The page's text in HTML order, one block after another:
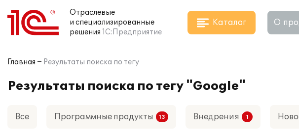
Отраслевые
и специализированные
решения 1С:Предприятие
Каталог О
Главная Результаты поиска по тегу
Результаты поиска по тегу "Google"
Все Программные продукты Внедрения